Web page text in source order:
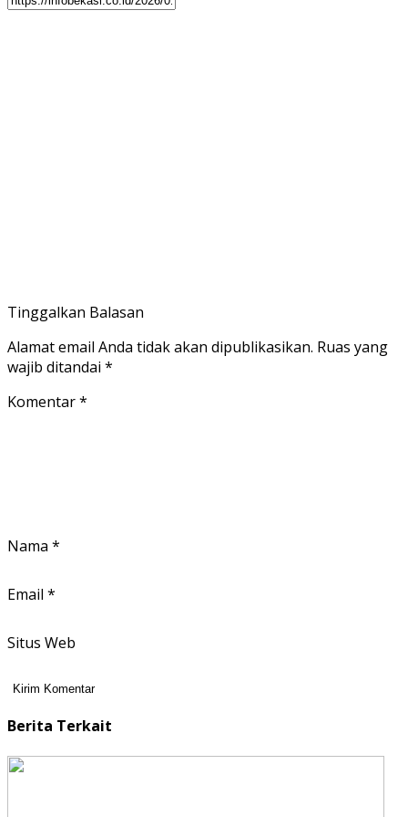
Tinggalkan Balasan
Alamat email Anda tidak akan dipublikasikan. Ruas yang
wajib ditandai *
Komentar*
Nama *
Email *
Situs Web
Berita Terkait